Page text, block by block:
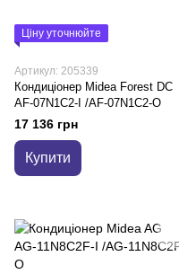
Ціну уточнюйте
Артикул: 205339
Кондиціонер Midea Forest DC
AF-07N1C2-I /AF-07N1C2-O
17 136 грн
Купити